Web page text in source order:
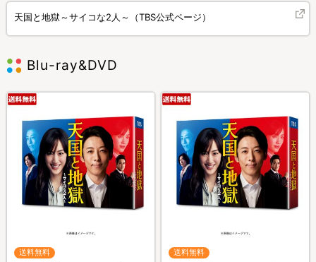
天国と地獄～サイコな2人～（TBS公式ページ）
Blu-ray&DVD
送料無料 送料無料